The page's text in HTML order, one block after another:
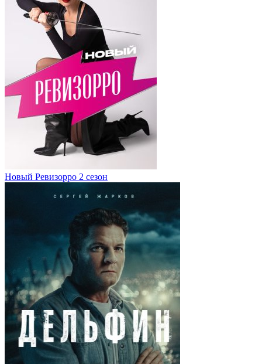
Новый Ревизорро 2 сезон